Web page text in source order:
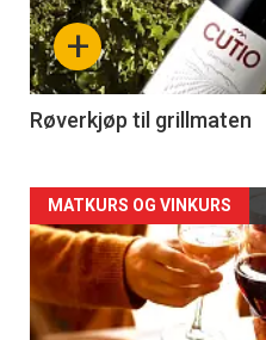
nå
-
4
+
Røverkjøp til grillmaten
Forsiden
akkurat
nå
MATKURS OG VINKURS